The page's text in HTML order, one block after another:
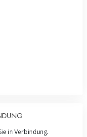
in Verbindung.